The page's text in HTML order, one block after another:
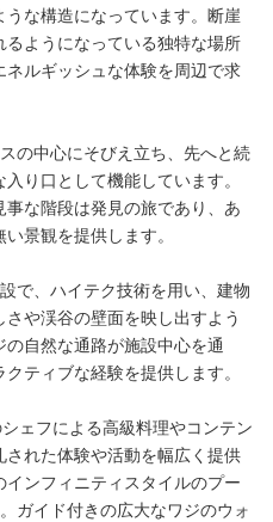
な構造になっています。断崖
ようになっている独特な場所
ルギッシュな体験を周辺で求
の中心にそびえ立ち、先へと続
り口として機能しています。
な階段は発見の旅であり、あ
景観を提供します。
で、ハイテク技術を用い、建物
や渓谷の壁面を映し出すよう
自然な通路が施設中心を通
ティブな経験を提供します。
ェフによる高級料理やコンテン
れた体験や活動を幅広く提供
ンフィニティスタイルのプー
ガイド付きの広大なワジのウォ